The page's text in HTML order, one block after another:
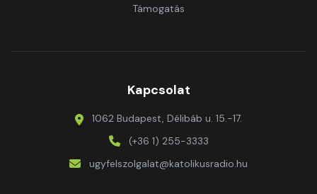
Támogatás
Kapcsolat
1062 Budapest, Délibáb u. 15.-17.
(+36 1) 255-3333
ugyfelszolgalat@katolikusradio.hu